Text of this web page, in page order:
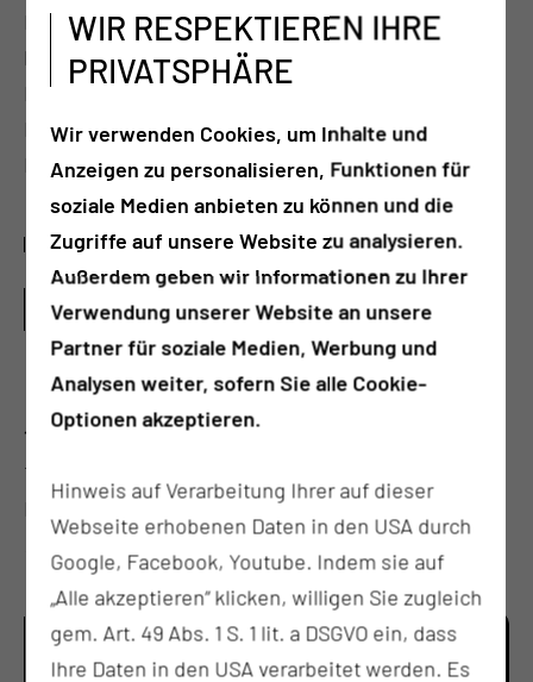
Leistungsspektrum der Klinik umfasst die gesamte
Palette neurochirurgischer
Behandlungsmöglichkeiten von Gehirn-,
Rückenmark-, Wirbelsäulen- und
Nervenerkrankungen bzw. -verletzungen.
SAVE THE DATE
UNSERE INTERNATIONALEN
WISSENSCHAFTSBEITRÄGE
17.09. - 19.09.2026
1. Kurs Intraoperatives Neuromonitoring in der
HUMANITÄRER EINSATZ IN TANSANIA:
NEUROCHIRURGISCHE PARTNERSCHAFT
WIR RESPEKTIEREN IHRE
PRIVATSPHÄRE
Wir verwenden Cookies, um Inhalte und
Anzeigen zu personalisieren, Funktionen für
soziale Medien anbieten zu können und die
Zugriffe auf unsere Website zu analysieren.
Außerdem geben wir Informationen zu Ihrer
Verwendung unserer Website an unsere
Partner für soziale Medien, Werbung und
Analysen weiter, sofern Sie alle Cookie-
Optionen akzeptieren.
Hinweis auf Verarbeitung Ihrer auf dieser
Webseite erhobenen Daten in den USA durch
Google, Facebook, Youtube. Indem sie auf
„Alle akzeptieren“ klicken, willigen Sie zugleich
gem. Art. 49 Abs. 1 S. 1 lit. a DSGVO ein, dass
Ihre Daten in den USA verarbeitet werden. Es